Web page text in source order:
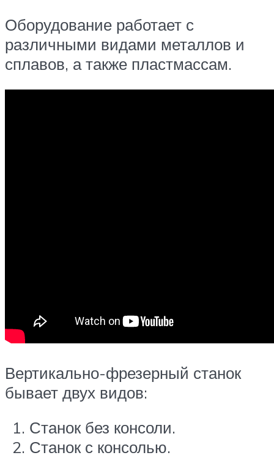
Оборудование работает с
различными видами металлов и
сплавов, а также пластмассам.
Вертикально-фрезерный станок
бывает двух видов:
Станок без консоли.
Станок с консолью.